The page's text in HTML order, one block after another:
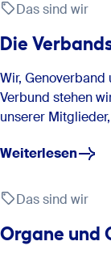
Das sind wir
Die
Wir, Genoverband
Verbund stehen
unserer
Weiterlesen
Das sind wir
Organe und